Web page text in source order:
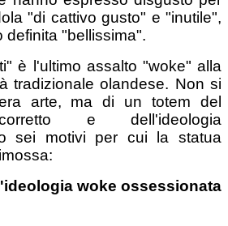
"di cattivo gusto" e "inutile",
definita "bellissima".
è l'ultimo assalto "woke" alla
tradizionale olandese. Non si
arte, ma di un totem del
e dell'ideologia
sei motivi per cui la statua
woke ossessionata